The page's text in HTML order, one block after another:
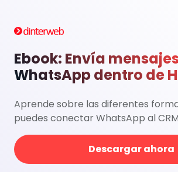
Ebook: Envía
WhatsApp dentro de
Aprende sobre las diferentes
puedes conectar WhatsApp al
Descargar ahora